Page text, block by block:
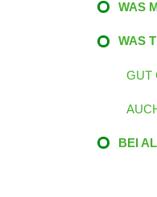
WAS
WAS
GUT
BEI